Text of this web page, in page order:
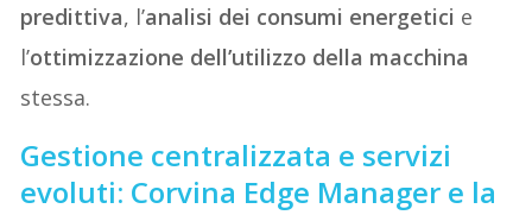
predittiva, l’analisi dei consumi energetici e
l’ottimizzazione dell’utilizzo della macchina
stessa.
Gestione centralizzata e servizi
evoluti: Corvina Edge Manager e la